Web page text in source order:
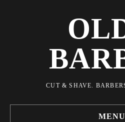
CUT & SHAVE.
MENU